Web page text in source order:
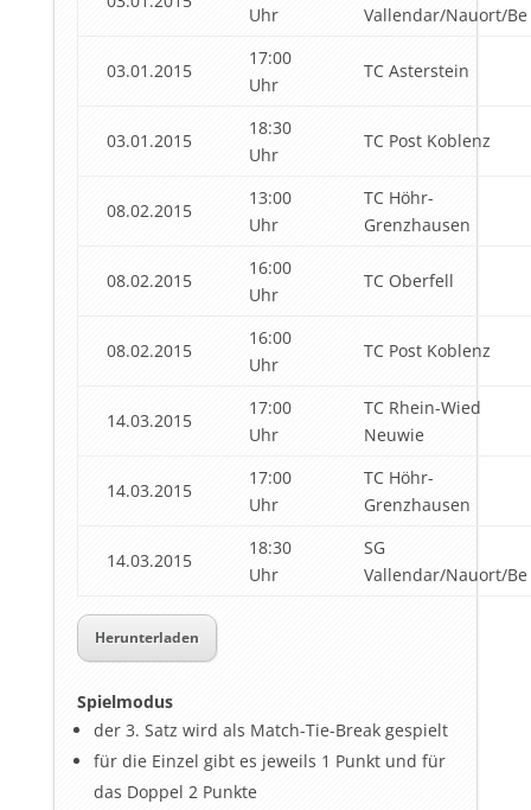
Uhr Vallendar/Nauort/Be
03.01.2015
17:00
Uhr
TC Asterstein
03.01.2015
18:30
Uhr
TC Post Koblenz
08.02.2015
13:00
Uhr
TC Höhr-
Grenzhausen
08.02.2015
16:00
Uhr
TC Oberfell
08.02.2015
16:00
Uhr
TC Post Koblenz
14.03.2015
17:00
Uhr
TC Rhein-Wied
Neuwie
14.03.2015
17:00
Uhr
TC Höhr-
Grenzhausen
14.03.2015
18:30
Uhr
SG
Vallendar/Nauort/Be
Herunterladen
Spielmodus
der 3. Satz wird als Match-Tie-Break gespielt
für die Einzel gibt es jeweils 1 Punkt und für
das Doppel 2 Punkte